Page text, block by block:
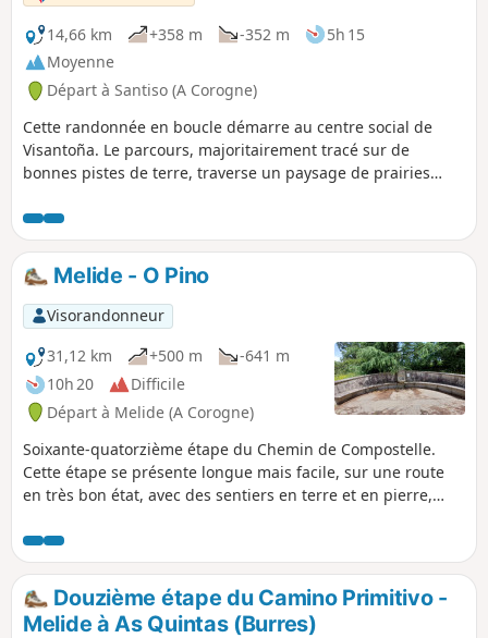
14,66 km
+358 m -352 m
5h 15
Moyenne
Départ à Santiso (A Corogne)
Cette randonnée en boucle démarre au centre social de
Visantoña. Le parcours, majoritairement tracé sur de
bonnes pistes de terre, traverse un paysage de prairies
Randonnée en forêt sur d’anciens chemins empierrés, entre
ruisseaux et végétation luxuriante. Paysages typiquement
galiciens.
Melide - O Pino
Visorandonneur
31,12 km
+500 m
-641 m
10h 20
Difficile
Départ à Melide (A Corogne)
Soixante-quatorzième étape du Chemin de Compostelle.
Cette étape se présente longue mais facile, sur une route
en très bon état, avec des sentiers en terre et en pierre,
villages, avec des montées et des descentes douces et des
parties planes intercalées. Vous arrivez à A Rúa, au
camping Peregrino O Castiñeiro, pour recharger vos
batteries et vous préparer pour la dernière étape.
Douzième étape du Camino Primitivo -
Melide à As Quintas (Burres)